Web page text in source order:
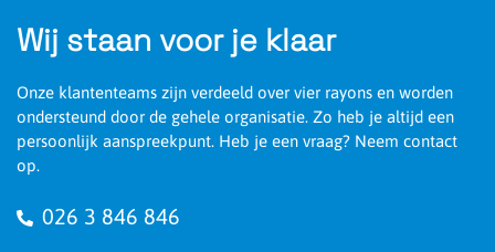
Wij staan voor je klaar
Onze klantenteams zijn verdeeld over vier rayons en worden
ondersteund door de gehele organisatie. Zo heb je altijd een
persoonlijk aanspreekpunt. Heb je een vraag? Neem contact
op.
026 3 846 846